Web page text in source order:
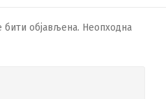
објављена. Неопходна